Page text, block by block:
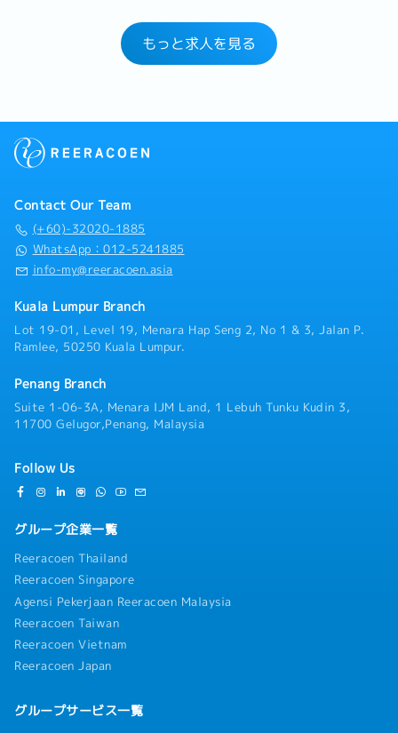
もっと求人を見る
Contact Our Team
(+60)-32020-1885
WhatsApp：012-5241885
info-my@reeracoen.asia
Kuala Lumpur Branch
Lot 19-01, Level 19, Menara Hap Seng 2, No 1 & 3, Jalan P.
Ramlee, 50250 Kuala Lumpur.
Penang Branch
Suite 1-06-3A, Menara IJM Land, 1 Lebuh Tunku Kudin 3,
11700 Gelugor,Penang, Malaysia
Follow Us
グループ企業一覧
Reeracoen Thailand
Reeracoen Singapore
Agensi Pekerjaan Reeracoen Malaysia
Reeracoen Taiwan
Reeracoen Vietnam
Reeracoen Japan
グループサービス一覧